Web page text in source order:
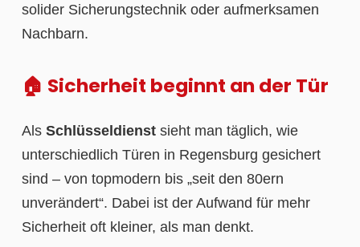
solider Sicherungstechnik oder aufmerksamen
Nachbarn.
🏠 Sicherheit beginnt an der Tür
Als Schlüsseldienst sieht man täglich, wie
unterschiedlich Türen in Regensburg gesichert
sind – von topmodern bis „seit den 80ern
unverändert“. Dabei ist der Aufwand für mehr
Sicherheit oft kleiner, als man denkt.